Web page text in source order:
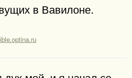
в Вавилоне.